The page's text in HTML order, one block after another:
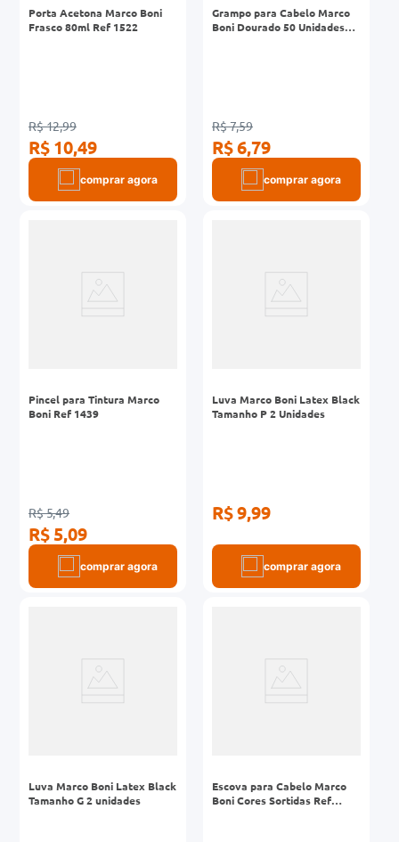
Porta Acetona Marco Boni
Frasco 80ml Ref 1522
R$ 12,99
R$ 10,49
comprar agora
Grampo para Cabelo Marco
Boni Dourado 50 Unidades
R$ 7,59
R$ 6,79
comprar agora
Pincel para Tintura Marco
Boni Ref 1439
R$ 5,49
R$ 5,09
comprar agora
Luva Marco Boni Latex Black
Tamanho P 2 Unidades
R$ 9,99
comprar agora
Luva Marco Boni Latex Black
Tamanho G 2 unidades
Escova para Cabelo Marco
Boni Cores Sortidas Ref